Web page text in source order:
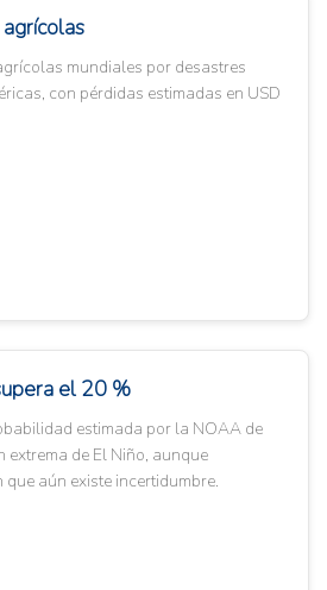
mundiales por desastres
con pérdidas estimadas en USD
el 20 %
estimada por la NOAA de
extrema de El Niño, aunque
aún existe incertidumbre.